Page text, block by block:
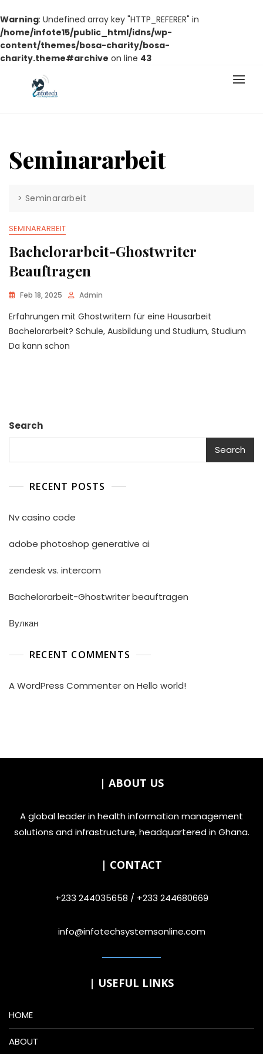
Warning: Undefined array key "HTTP_REFERER" in
/home/infote15/public_html/idns/wp-
content/themes/bosa-charity/bosa-
charity.theme#archive on line 43
content
Seminararbeit
> Seminararbeit
SEMINARARBEIT
Bachelorarbeit-Ghostwriter
Beauftragen
Feb 18, 2025 Admin
Erfahrungen mit Ghostwritern für eine Hausarbeit
Bachelorarbeit? Schule, Ausbildung und Studium, Studium
Da kann schon
Search
Search
RECENT POSTS
Nv casino code
adobe photoshop generative ai
zendesk vs. intercom
Bachelorarbeit-Ghostwriter beauftragen
Вулкан
RECENT COMMENTS
A WordPress Commenteron Hello world!
| ABOUT US
A global leader in health information management
solutions and infrastructure, headquartered in Ghana.
| CONTACT
+233 244035658 / +233 244680669
info@infotechsystemsonline.com
| USEFUL LINKS
HOME
ABOUT